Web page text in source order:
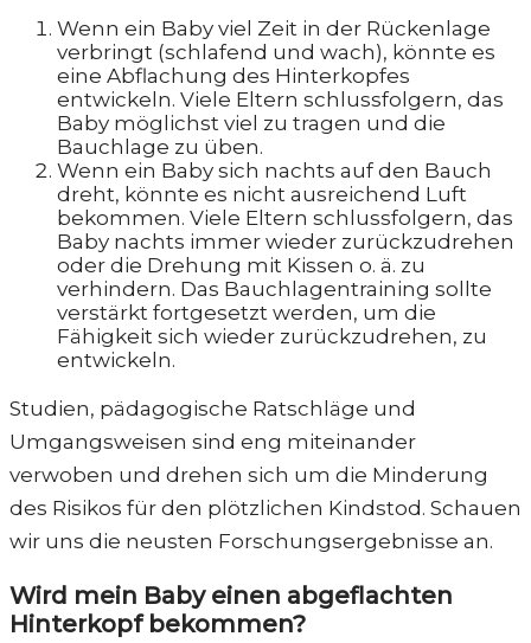
Wenn ein Baby viel Zeit in der Rückenlage
verbringt (schlafend und wach), könnte es
eine Abflachung des Hinterkopfes
entwickeln. Viele Eltern schlussfolgern, das
Baby möglichst viel zu tragen und die
Bauchlage zu üben.
Wenn ein Baby sich nachts auf den Bauch
dreht, könnte es nicht ausreichend Luft
bekommen. Viele Eltern schlussfolgern, das
Baby nachts immer wieder zurückzudrehen
oder die Drehung mit Kissen o. ä. zu
verhindern. Das Bauchlagentraining sollte
verstärkt fortgesetzt werden, um die
Fähigkeit sich wieder zurückzudrehen, zu
entwickeln.
Studien, pädagogische Ratschläge und
Umgangsweisen sind eng miteinander
verwoben und drehen sich um die Minderung
des Risikos für den plötzlichen Kindstod. Schauen
wir uns die neusten Forschungsergebnisse an.
Wird mein Baby einen abgeflachten
Hinterkopf bekommen?